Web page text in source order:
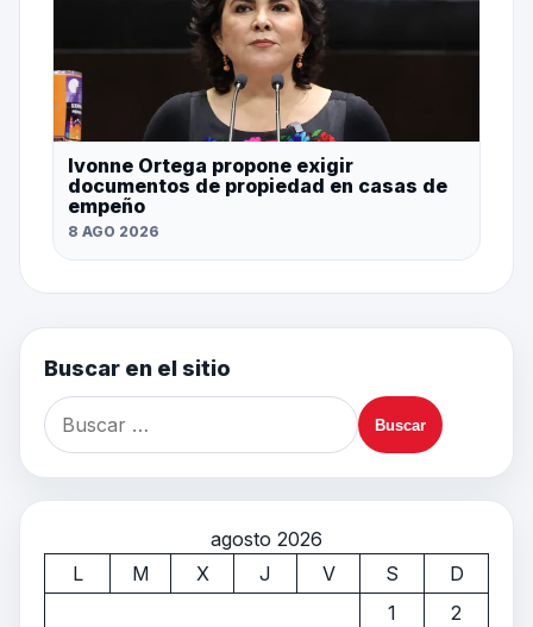
Ivonne Ortega propone exigir
documentos de propiedad en casas de
empeño
8 AGO 2026
Buscar en el sitio
agosto 2026
L
M X J V S
D
1
2